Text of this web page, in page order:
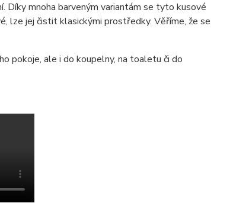
Díky mnoha barveným variantám se tyto kusové
lze jej čistit klasickými prostředky. Věříme, že se
pokoje, ale i do koupelny, na toaletu či do